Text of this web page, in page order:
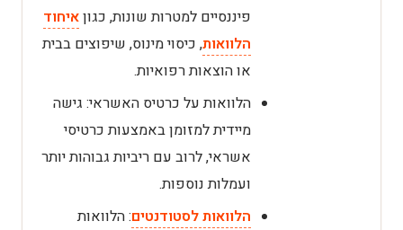
פיננסיים למטרות שונות, כגוןאיחוד
הלוואות, כיסוי מינוס, שיפוצים בבית
או הוצאות רפואיות.
הלוואות על כרטיס האשראי: גישה
מיידית למזומן באמצעות כרטיסי
אשראי, לרוב עם ריביות גבוהות יותר
ועמלות נוספות.
הלוואות לסטודנטים: הלוואות